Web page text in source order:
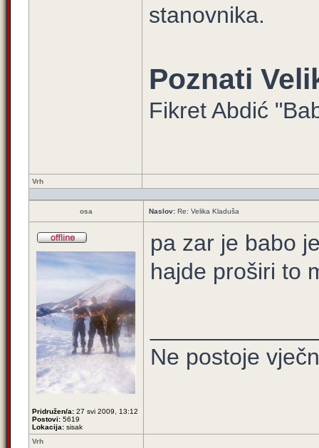
stanovnika.
Poznati
Fikret Abdić
Vrh
osa Naslov: Re: Velika Kladuša
Pridružen/a: 27 svi 2009, 13:12
Postovi: 5619
Lokacija: sisak
pa zar je babo
hajde proširi to
Ne postoje
Vrh